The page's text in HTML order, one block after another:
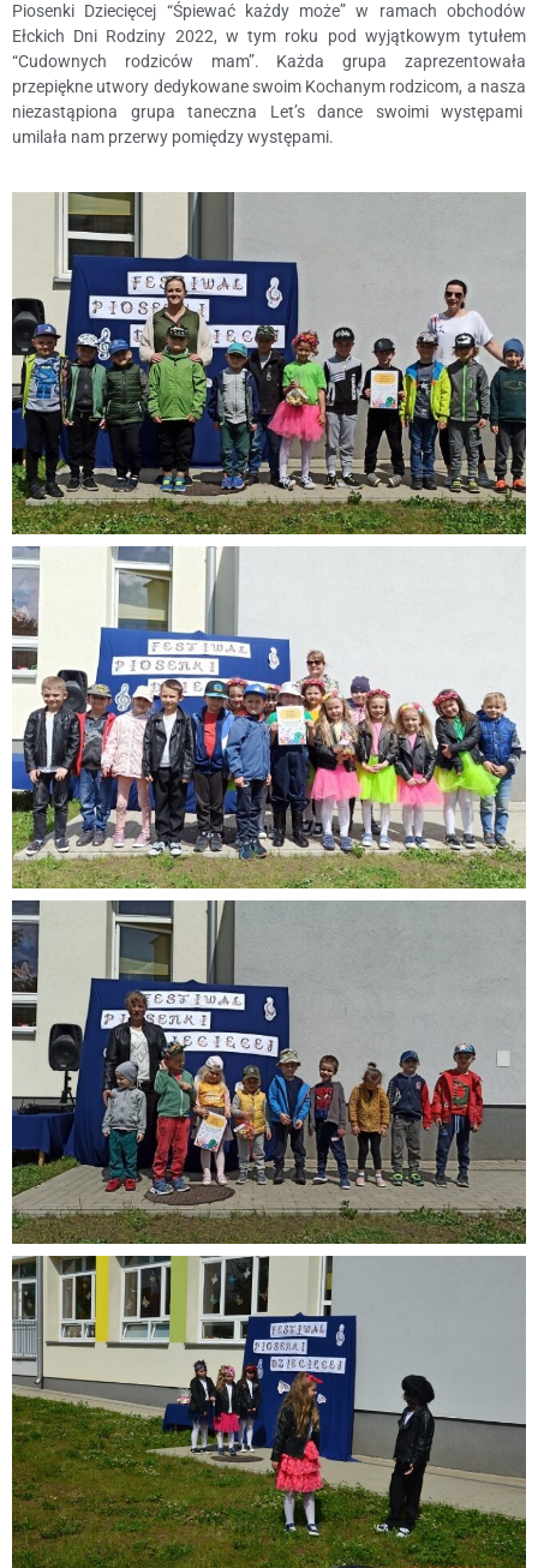
Piosenki Dziecięcej “Śpiewać każdy może” w ramach obchodów
Ełckich Dni Rodziny 2022, w tym roku pod wyjątkowym tytułem
“Cudownych rodziców mam”. Każda grupa zaprezentowała
przepiękne utwory dedykowane swoim Kochanym rodzicom, a nasza
niezastąpiona grupa taneczna Let’s dance swoimi występami
umilała nam przerwy pomiędzy występami.